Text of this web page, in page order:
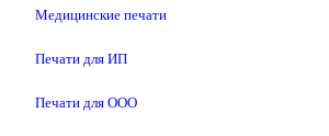
Медицинские печати
Печати для ИП
Печати для ООО